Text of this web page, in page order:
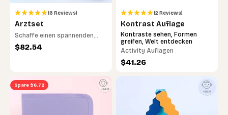
(6 Reviews)
Arztset
Schaffe einen spannenden
Einblick in die Welt der Medizin
Angebot
$82.54
(2 Reviews)
Kontrast Auflage
Kontraste sehen, Formen
greifen, Welt entdecken
Activity Auflagen
Angebot
$41.26
Spare $6.72